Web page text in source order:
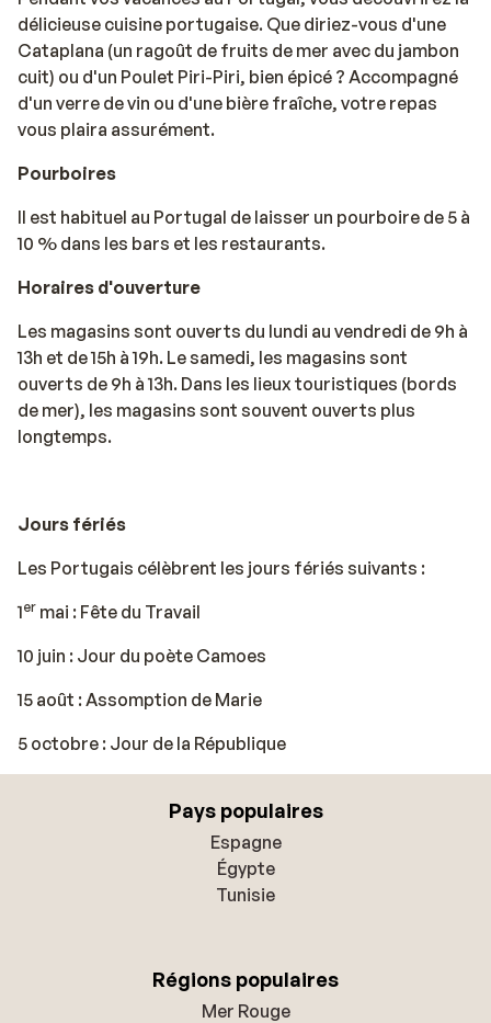
délicieuse cuisine portugaise. Que diriez-vous d'une
Cataplana (un ragoût de fruits de mer avec du jambon
cuit) ou d'un Poulet Piri-Piri, bien épicé ? Accompagné
d'un verre de vin ou d'une bière fraîche, votre repas
vous plaira assurément.
Pourboires
Il est habituel au Portugal de laisser un pourboire de 5 à
10 % dans les bars et les restaurants.
Horaires d'ouverture
Les magasins sont ouverts du lundi au vendredi de 9h à
13h et de 15h à 19h. Le samedi, les magasins sont
ouverts de 9h à 13h. Dans les lieux touristiques (bords
de mer), les magasins sont souvent ouverts plus
longtemps.
Jours fériés
Les Portugais célèbrent les jours fériés suivants :
1er mai : Fête du Travail
10 juin : Jour du poète Camoes
15 août : Assomption de Marie
5 octobre : Jour de la République
Pays populaires
Espagne
Égypte
Tunisie
Régions populaires
Mer Rouge